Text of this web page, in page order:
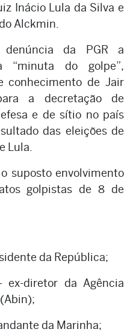
Inácio Lula da Silva e
Alckmin.
da PGR a
“minuta do golpe”,
conhecimento de Jair
a decretação de
e de sítio no país
das eleições de
Lula.
suposto envolvimento
golpistas de 8 de
da República;
ex-diretor da Agência
da Marinha;